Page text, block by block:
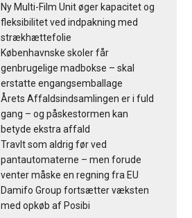
Ny Multi-Film Unit øger kapacitet og
fleksibilitet ved indpakning med
strækhættefolie
Københavnske skoler får
genbrugelige madbokse – skal
erstatte engangsemballage
Årets Affaldsindsamlingen er i fuld
gang – og påskestormen kan
betyde ekstra affald
Travlt som aldrig før ved
pantautomaterne – men forude
venter måske en regning fra EU
Damifo Group fortsætter væksten
med opkøb af Posibi